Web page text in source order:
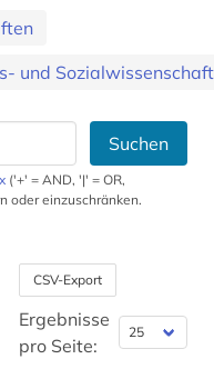
und
Suchen
('+' = AND, '|' = OR,
oder einzuschränken.
CSV-Export
Ergebnisse
pro Seite: